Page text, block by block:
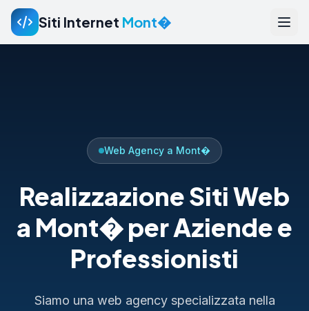
Siti Internet Mont�
Web Agency a Mont�
Realizzazione Siti Web
a Mont� per Aziende e
Professionisti
Siamo una web agency specializzata nella